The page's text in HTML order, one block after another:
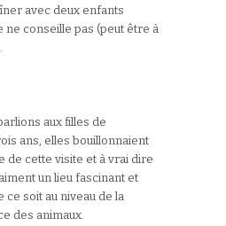
avec deux enfants
ne conseille pas (peut être à
aux filles de
ans, elles bouillonnaient
de cette visite et à vrai dire
un lieu fascinant et
ce soit au niveau de la
des animaux.